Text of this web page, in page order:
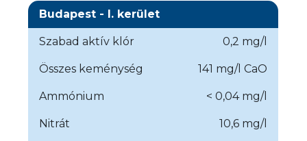
Budapest - I. kerület
Szabad aktív klór 0,2 mg/l
Összes keménység 141 mg/l CaO
Ammónium < 0,04 mg/l
Nitrát 10,6 mg/l